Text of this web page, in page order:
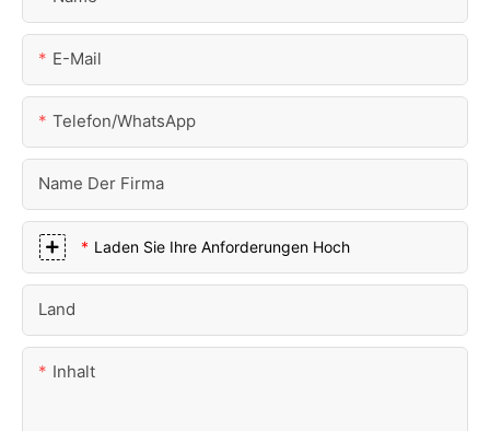
E-Mail
Telefon/WhatsApp
Name Der Firma
Laden Sie Ihre Anforderungen Hoch
Land
Inhalt